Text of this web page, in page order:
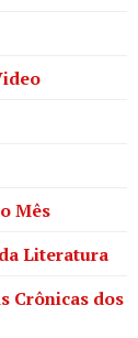
Mês
Literatura
Crônicas dos